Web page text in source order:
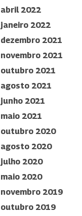
abril 2022
janeiro 2022
dezembro 2021
novembro 2021
outubro 2021
agosto 2021
junho 2021
maio 2021
outubro 2020
agosto 2020
julho 2020
maio 2020
novembro 2019
outubro 2019